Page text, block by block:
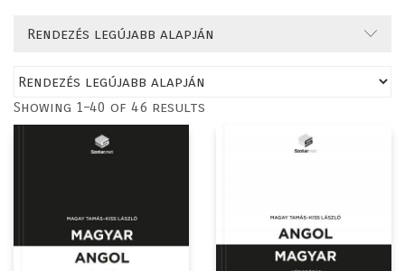
Rendezés legújabb alapján
Showing 1–40 of 46 results